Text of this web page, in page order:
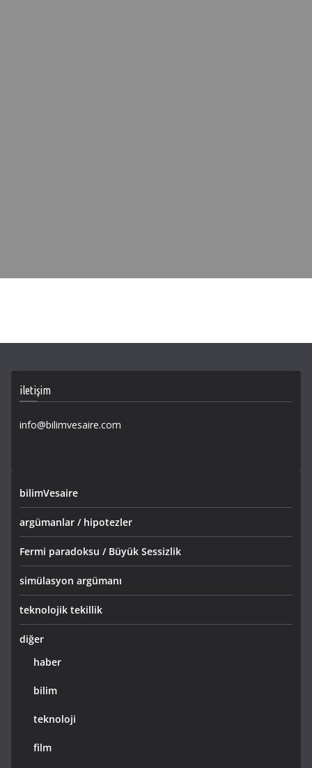
iletişim
info@bilimvesaire.com
bilimVesaire
argümanlar / hipotezler
Fermi paradoksu / Büyük Sessizlik
simülasyon argümanı
teknolojik tekillik
diğer
haber
bilim
teknoloji
film